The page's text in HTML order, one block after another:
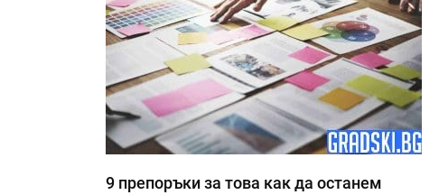
9 препоръки за това как да останем